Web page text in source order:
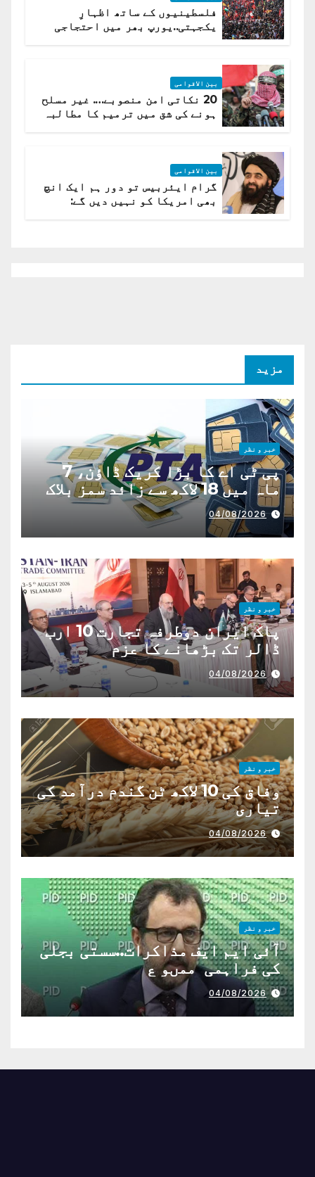
فلسطینیوں کے ساتھ اظہارِ
یکجہتی..یورپ بھر میں احتجاجی
بین الاقوامی
20 نکاتی امن منصوبے…. غیر مسلح
ہونے کی شق میں ترمیم کا مطالبہ
بین الاقوامی
گرام ایئربیس تو دور ہم ایک انچ
بھی امریکا کو نہیں دیں گے:
مزید
خبر و نظر
پی ٹی اے کا بڑا کریک ڈاؤن، 7
ماہ میں 18 لاکھ سے زائد سمز بلاک
04/08/2026
خبر و نظر
پاک ایران دوطرفہ تجارت 10 ارب
ڈالر تک بڑھانے کا عزم
04/08/2026
خبر و نظر
وفاق کی 10 لاکھ ٹن گندم درآمد کی
تیاری
04/08/2026
خبر و نظر
آئی ایم ایف مذاکرات..سستی بجلی
کی فراہمی ممںو ع
04/08/2026